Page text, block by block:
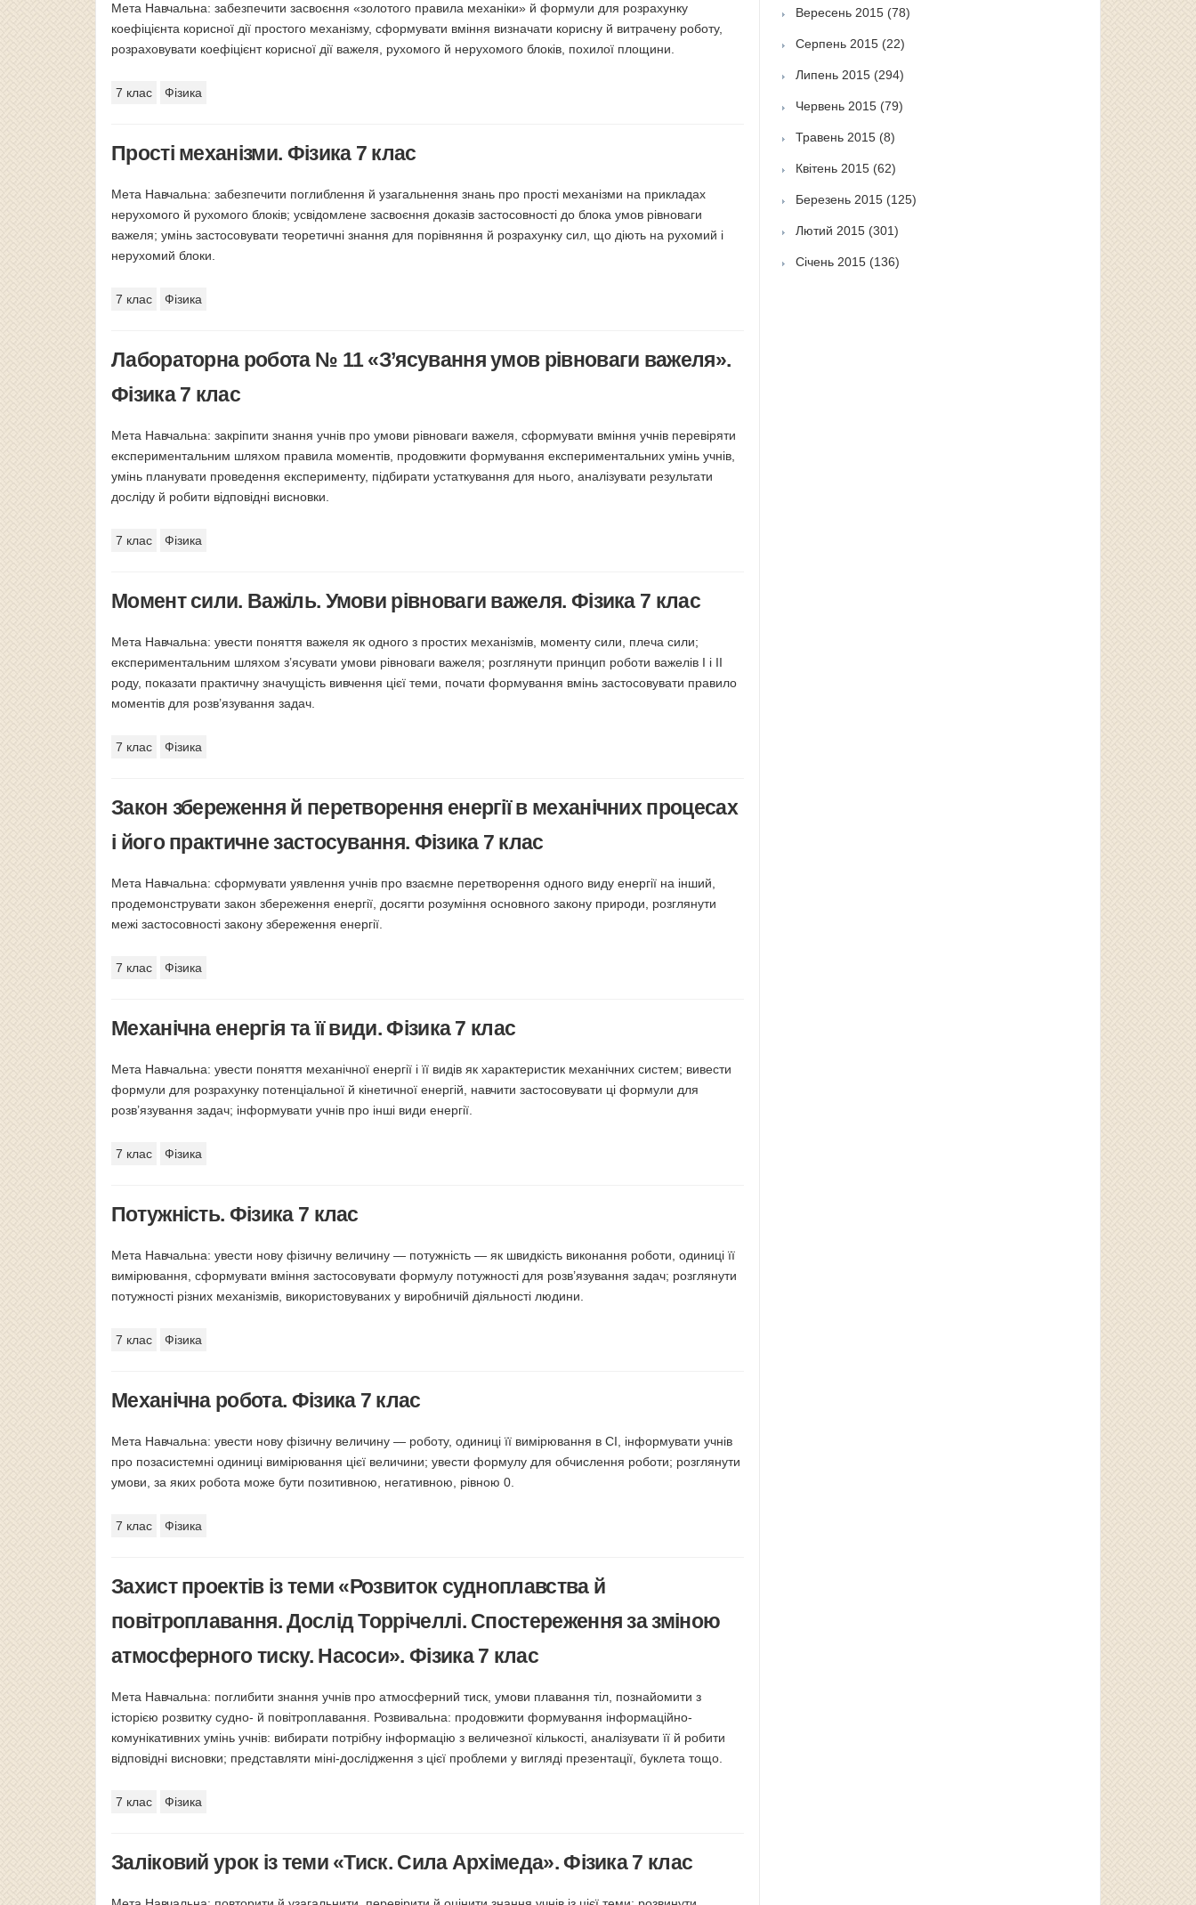
Мета Навчальна: забезпечити засвоєння «золотого правила механіки» й формули для розрахунку
коефіцієнта корисної дії простого механізму, сформувати вміння визначати корисну й витрачену роботу,
розраховувати коефіцієнт корисної дії важеля, рухомого й нерухомого блоків, похилої площини.
7 клас Фізика
Прості механізми. Фізика 7 клас
Мета Навчальна: забезпечити поглиблення й узагальнення знань про прості механізми на прикладах
нерухомого й рухомого блоків; усвідомлене засвоєння доказів застосовності до блока умов рівноваги
важеля; умінь застосовувати теоретичні знання для порівняння й розрахунку сил, що діють на рухомий і
нерухомий блоки.
7 клас Фізика
Лабораторна робота № 11 «З’ясування умов рівноваги важеля».
Фізика 7 клас
Мета Навчальна: закріпити знання учнів про умови рівноваги важеля, сформувати вміння учнів перевіряти
експериментальним шляхом правила моментів, продовжити формування експериментальних умінь учнів,
умінь планувати проведення експерименту, підбирати устаткування для нього, аналізувати результати
досліду й робити відповідні висновки.
7 клас Фізика
Момент сили. Важіль. Умови рівноваги важеля. Фізика 7 клас
Мета Навчальна: увести поняття важеля як одного з простих механізмів, моменту сили, плеча сили;
експериментальним шляхом з’ясувати умови рівноваги важеля; розглянути принцип роботи важелів I і II
роду, показати практичну значущість вивчення цієї теми, почати формування вмінь застосовувати правило
моментів для розв’язування задач.
7 клас Фізика
Закон збереження й перетворення енергії в механічних процесах
і його практичне застосування. Фізика 7 клас
Мета Навчальна: сформувати уявлення учнів про взаємне перетворення одного виду енергії на інший,
продемонструвати закон збереження енергії, досягти розуміння основного закону природи, розглянути
межі застосовності закону збереження енергії.
7 клас Фізика
Механічна енергія та її види. Фізика 7 клас
Мета Навчальна: увести поняття механічної енергії і її видів як характеристик механічних систем; вивести
формули для розрахунку потенціальної й кінетичної енергій, навчити застосовувати ці формули для
розв’язування задач; інформувати учнів про інші види енергії.
7 клас Фізика
Потужність. Фізика 7 клас
Мета Навчальна: увести нову фізичну величину — потужність — як швидкість виконання роботи, одиниці її
вимірювання, сформувати вміння застосовувати формулу потужності для розв’язування задач; розглянути
потужності різних механізмів, використовуваних у виробничій діяльності людини.
7 клас Фізика
Механічна робота. Фізика 7 клас
Мета Навчальна: увести нову фізичну величину — роботу, одиниці її вимірювання в СІ, інформувати учнів
про позасистемні одиниці вимірювання цієї величини; увести формулу для обчислення роботи; розглянути
умови, за яких робота може бути позитивною, негативною, рівною 0.
7 клас Фізика
Захист проектів із теми «Розвиток судноплавства й
повітроплавання. Дослід Торрічеллі. Спостереження за зміною
атмосферного тиску. Насоси». Фізика 7 клас
Мета Навчальна: поглибити знання учнів про атмосферний тиск, умови плавання тіл, познайомити з
історією розвитку судно- й повітроплавання. Розвивальна: продовжити формування інформаційно-
комунікативних умінь учнів: вибирати потрібну інформацію з величезної кількості, аналізувати її й робити
відповідні висновки; представляти міні-дослідження з цієї проблеми у вигляді презентації, буклета тощо.
7 клас Фізика
Заліковий урок із теми «Тиск. Сила Архімеда». Фізика 7 клас
Вересень 2015(78)
Серпень 2015(22)
Липень 2015(294)
Червень 2015(79)
Травень 2015(8)
Квітень 2015(62)
Березень 2015(125)
Лютий 2015(301)
Січень 2015(136)